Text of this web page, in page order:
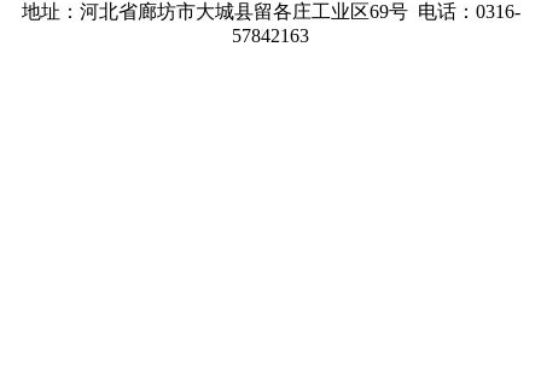
地址：河北省廊坊市大城县留各庄工业区69号 电话：0316-
57842163